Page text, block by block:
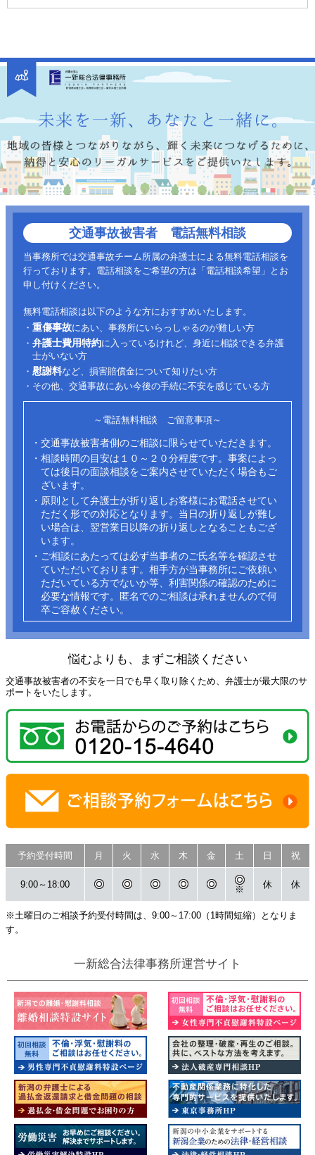
交通事故被害者 電話無料相談
当事務所では交通事故チーム所属の弁護士による無料電話相談を
行っております。電話相談をご希望の方は「電話相談希望」とお
申し付けください。
無料電話相談は以下のような方におすすめいたします。
・ 重傷事故にあい、事務所にいらっしゃるのが難しい方
・ 弁護士費用特約に入っているけれど、身近に相談できる弁護
士がいない方
・ 慰謝料など、損害賠償金について知りたい方
・その他、交通事故にあい今後の手続に不安を感じている方
～電話無料相談 ご留意事項～
・交通事故被害者側のご相談に限らせていただきます。
・相談時間の目安は１０～２０分程度です。事案によっ
ては後日の面談相談をご案内させていただく場合もご
ざいます。
・原則として弁護士が折り返しお客様にお電話させてい
ただく形での対応となります。当日の折り返しが難し
い場合は、翌営業日以降の折り返しとなることもござ
います。
・ご相談にあたっては必ず当事者のご氏名等を確認させ
ていただいております。相手方が当事務所にご依頼い
ただいている方でないか等、利害関係の確認のために
必要な情報です。匿名でのご相談は承れませんので何
卒ご容赦ください。​
悩むよりも、まずご相談ください
交通事故被害者の不安を一日でも早く取り除くため、弁護士が最大限のサ
ポートをいたします。
予約受付時間 月 火 水 木 金 土 日 祝
9:00～18:00 ※ 休 休
※土曜日のご相談予約受付時間は、9:00～17:00（1時間短縮）となりま
す。
一新総合法律事務所運営サイト